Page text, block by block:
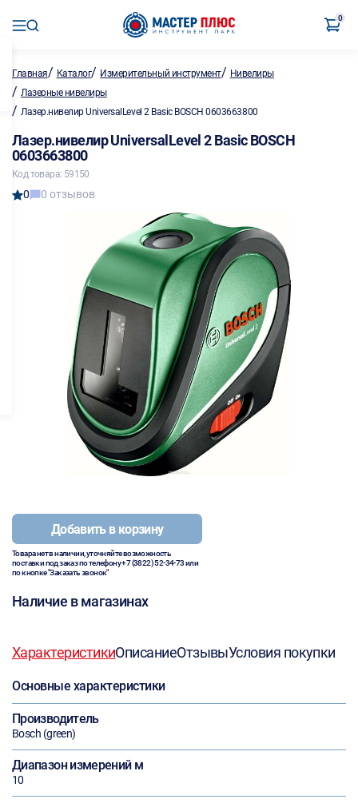
0
Главная/ Каталог/ Измерительный инструмент/ Нивелиры
/ Лазерные нивелиры
/ Лазер.нивелир UniversalLevel 2 Basic BOSCH 0603663800
Лазер.нивелир UniversalLevel 2 Basic BOSCH
0603663800
Код товара: 59150
0 0 отзывов
Добавить в корзину
Товара нет в наличии, уточняйте возможность
поставки под заказ по телефону+7 (3822) 52-34-73или
по кнопке "Заказать звонок"
Наличие в магазинах
ХарактеристикиОписаниеОтзывыУсловия покупки
Основные характеристики
Производитель
Bosch (green)
Диапазон измерений м
10